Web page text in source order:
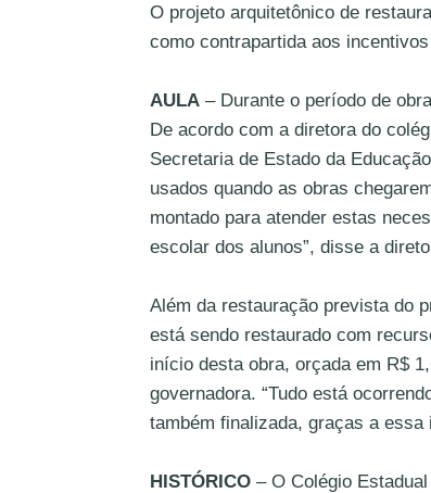
O projeto arquitetônico de
como contrapartida aos
AULA – Durante o período de
De acordo com a diretora do
Secretaria de Estado da
usados quando as obras
montado para atender estas
escolar dos alunos”, disse a
Além da restauração prevista do
está sendo restaurado com
início desta obra, orçada em R$
governadora. “Tudo está
também finalizada, graças a
HISTÓRICO – O Colégio